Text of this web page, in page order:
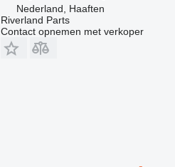
Nederland, Haaften
Riverland Parts
Contact opnemen met verkoper